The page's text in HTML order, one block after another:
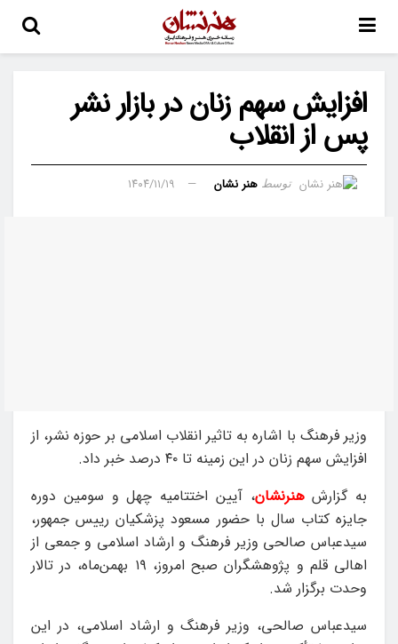
افزایش سهم زنان در بازار نشر
پس از انقلاب
توسط هنر نشان ۱۴۰۴/۱۱/۱۹
وزیر فرهنگ با اشاره به تاثیر انقلاب اسلامی بر حوزه نشر، از
افزایش سهم زنان در این زمینه تا ۴۰ درصد خبر داد.
به گزارشهنرنشان، آیین اختتامیه چهل و سومین دوره
جایزه کتاب سال با حضور مسعود پزشکیان رییس جمهور،
سیدعباس صالحی وزیر فرهنگ و ارشاد اسلامی و جمعی از
اهالی قلم و پژوهشگران صبح امروز، ۱۹ بهمن‌ماه، در تالار
وحدت برگزار شد.
سیدعباس صالحی، وزیر فرهنگ و ارشاد اسلامی، در این